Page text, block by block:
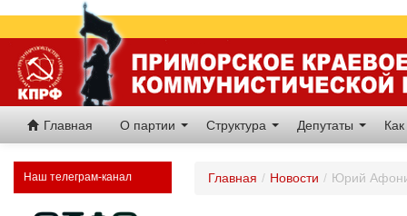
Главная О партии Структура Депутаты
Наш телеграм-канал Главная / Новости / Юрий